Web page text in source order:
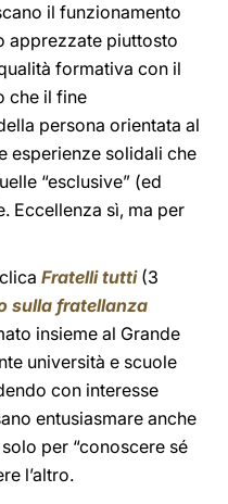
il funzionamento
apprezzate piuttosto
formativa con il
che il fine
persona orientata al
esperienze solidali che
“esclusive” (ed
Eccellenza sì, ma per
Fratelli tutti(3
sulla fratellanza
insieme al Grande
università e scuole
con interesse
entusiasmare anche
per “conoscere sé
l’altro.